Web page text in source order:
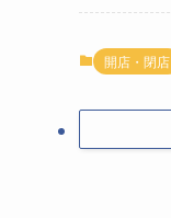
開店・閉店